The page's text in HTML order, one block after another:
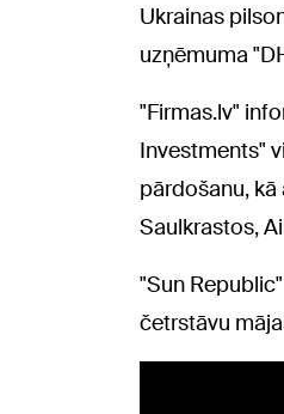
Ukrainas
uzņēmuma
"Firmas.lv"
Investments"
pārdošanu,
Saulkrastos,
"Sun
četrstāvu